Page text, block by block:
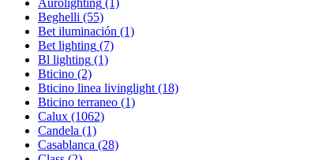
Beghelli (55)
Bet iluminación (1)
Bet lighting (7)
Bl lighting (1)
Bticino (2)
Bticino linea livinglight (18)
Bticino terraneo (1)
Calux (1062)
Candela (1)
Casablanca (28)